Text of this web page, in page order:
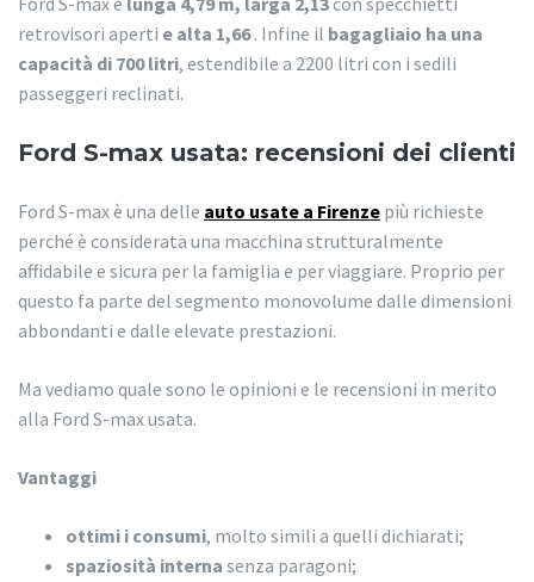
retrovisori aperti e alta 1,66. Infine il bagagliaio ha una
capacità di 700 litri, estendibile a 2200 litri con i sedili
passeggeri reclinati.
Ford S-max usata: recensioni dei clienti
Ford S-max è una delle auto usate a Firenze più richieste
perché è considerata una macchina strutturalmente
affidabile e sicura per la famiglia e per viaggiare. Proprio per
questo fa parte del segmento monovolume dalle dimensioni
abbondanti e dalle elevate prestazioni.
Ma vediamo quale sono le opinioni e le recensioni in merito
alla Ford S-max usata.
Vantaggi
ottimi i consumi, molto simili a quelli dichiarati;
spaziosità interna senza paragoni;